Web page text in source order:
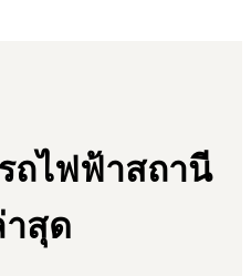
ถไฟฟ้าสถานี
าสุด